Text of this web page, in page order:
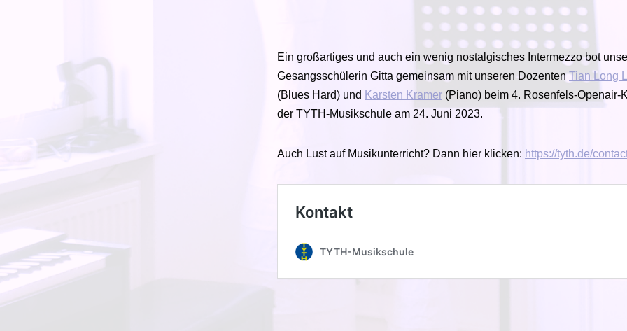
Ein großartiges und auch ein wenig nostalgisches Intermezzo bot
Gesangsschülerin Gitta gemeinsam mit unseren DozentenTian Long
(Blues Hard) und Karsten Kramer (Piano) beim 4. Rosenfels-Openair-
der TYTH-Musikschule am 24. Juni 2023.
Auch Lust auf Musikunterricht? Dann hier klicken: https://tyth.de/